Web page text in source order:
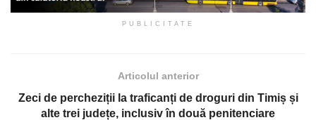
PUBLICITATE
Articolul anterior
Zeci de percheziții la traficanți de droguri din Timiș și
alte trei județe, inclusiv în două penitenciare